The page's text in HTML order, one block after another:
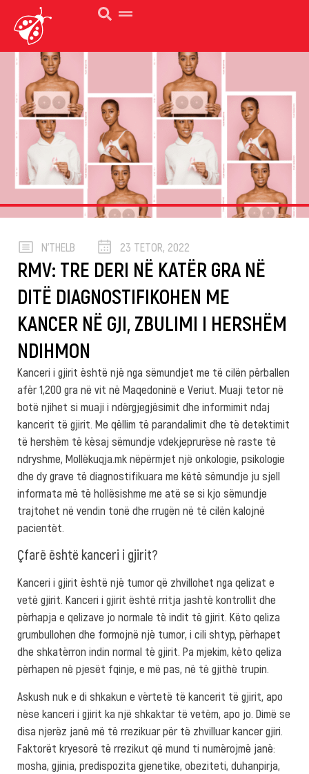
N’THELB 23 TETOR, 2022
RMV: TRE DERI NË KATËR GRA NË
DITË DIAGNOSTIFIKOHEN ME
KANCER NË GJI, ZBULIMI I HERSHËM
NDIHMON
Kanceri i gjirit është një nga sëmundjet me të cilën përballen
afër 1,200 gra në vit në Maqedoninë e Veriut. Muaji tetor në
botë njihet si muaji i ndërgjegjësimit dhe informimit ndaj
kancerit të gjirit. Me qëllim të parandalimit dhe të detektimit
të hershëm të kësaj sëmundje vdekjeprurëse në raste të
ndryshme, Mollëkuqja.mk nëpërmjet një onkologie, psikologie
dhe dy grave të diagnostifikuara me këtë sëmundje ju sjell
informata më të hollësishme me atë se si kjo sëmundje
trajtohet në vendin tonë dhe rrugën në të cilën kalojnë
pacientët.
Çfarë është kanceri i gjirit?
Kanceri i gjirit është një tumor që zhvillohet nga qelizat e
vetë gjirit. Kanceri i gjirit është rritja jashtë kontrollit dhe
përhapja e qelizave jo normale të indit të gjirit. Këto qeliza
grumbullohen dhe formojnë një tumor, i cili shtyp, përhapet
dhe shkatërron indin normal të gjirit. Pa mjekim, këto qeliza
përhapen në pjesët fqinje, e më pas, në të gjithë trupin.
Askush nuk e di shkakun e vërtetë të kancerit të gjirit, apo
nëse kanceri i gjirit ka një shkaktar të vetëm, apo jo. Dimë se
disa njerëz janë më të rrezikuar për të zhvilluar kancer gjiri.
Faktorët kryesorë të rrezikut që mund ti numërojmë janë:
mosha, gjinia, predispozita gjenetike, obeziteti, duhanpirja,